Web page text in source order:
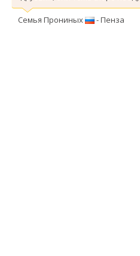
Семья Прониных - Пенза